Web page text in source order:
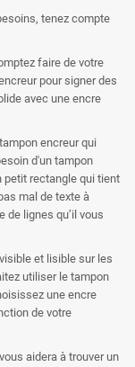
tenez compte
faire de votre
pour signer des
avec une encre
encreur qui
d'un tampon
petit rectangle qui tient
mal de texte à
de lignes qu’il vous
et lisible sur les
utiliser le tampon
une encre
de votre
aidera à trouver un